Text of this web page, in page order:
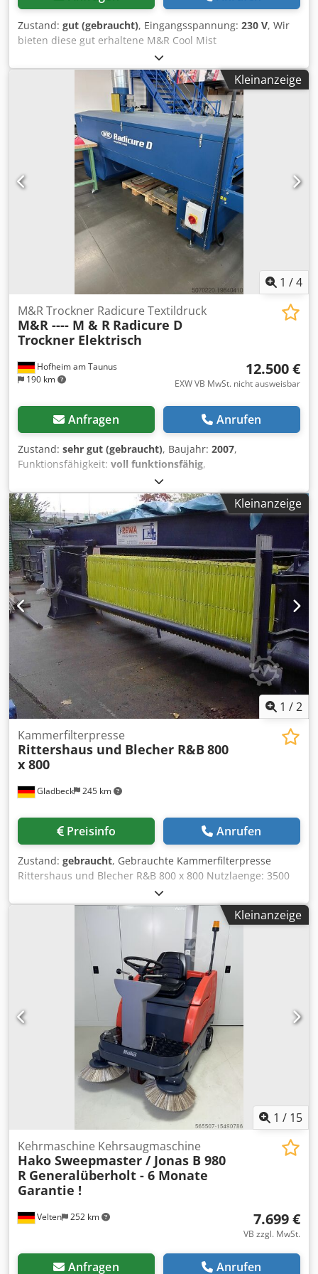
Zustand: gut (gebraucht), Eingangsspannung: 230 V, Wir
bieten diese gut erhaltene M&R Cool Mist
Siebdruckmaschine an. Cedpfeyup U Eox Aqxeha
Hersteller: M&R Modell: Cool Mist Zustand: gut
Maschinentyp: Silikon Sprüher Wenn Sie Rückfragen
haben oder mehr Informationen benötigen, schreiben Sie
uns gerne eine Nachricht oder rufen uns an.
Kleinanzeige
1 /4
Hofheim am Taunus
190 km
M&R Trockner Radicure Textildruck
M&R ---- M & R Radicure D
Trockner Elektrisch
12.500 €
EXW VB MwSt. nicht ausweisbar
Anfragen Anrufen
Zustand: sehr gut (gebraucht), Baujahr: 2007,
Funktionsfähigkeit: voll funktionsfähig,
Maschinen-/Fahrzeugnummer:
Trockner mit einer Bandbreite von 122cm. Der Trockner ist
in einem super Zustand und wird mit Strom betrieben.
Das Band ist so breit, das 2 Reihen Textilien
nebeneinander Platz finden! Wir haben den Trockner
bereits demontiert und zum Versand parat. Die Kosten für
den Abbau fallen also weg. Auch das Verladen auf den
LKW übernehmen wir. Spedition haben wir vor Ort. Preis
für den Versand richtet sich nach dem Empfangsort.
Chodsw Stp Iopfx Aqxea Wir empfehlen eine Direktfahrt!
Kleinanzeige
1 /2
Gladbeck 245 km
Kammerfilterpresse
Rittershaus und Blecher R&B 800
x 800
Preisinfo Anrufen
Zustand: gebraucht, Gebrauchte Kammerfilterpresse
Rittershaus und Blecher R&B 800 x 800 Nutzlaenge: 3500
Kammerzahl: 64 Filterdruck: 16 Bar Schliessdruck: min. 300
Bar, max. 320 Bar Filterflaeche pro Kammer: ca. 0,97 m²
Gesamtfilterflaeche: ca. 62 m² Kuchenvolumen pro
Kammer: ca. 11,19 Liter Cjdpebr Db Iofx Aqxsha
Kuchenvolumen gesamt: ca. 716 Liter Plattenmaterial: PP
Ablauf: offen Bedienungsseite: rechts Lichtschranke Die
Anlage befindet sich in einem sehr guten Zustand .
Kleinanzeige
1 / 15
Velten 252 km
Kehrmaschine Kehrsaugmaschine
Hako Sweepmaster / Jonas B 980
R Generalüberholt - 6 Monate
Garantie !
7.699 €
VB zzgl. MwSt.
Anfragen Anrufen